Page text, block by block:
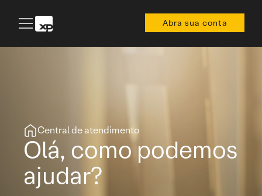
Abra sua conta
Central de atendimento
Olá, como podemos
ajudar?